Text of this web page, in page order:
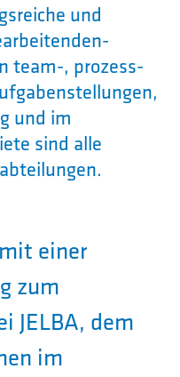
und
team-, prozess-
und im
sind alle
einer
zum
JELBA, dem
im